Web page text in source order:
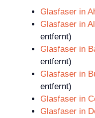
Glasfaser in
Glasfaser in
entfernt)
Glasfaser in
entfernt)
Glasfaser in
entfernt)
Glasfaser in
Glasfaser in